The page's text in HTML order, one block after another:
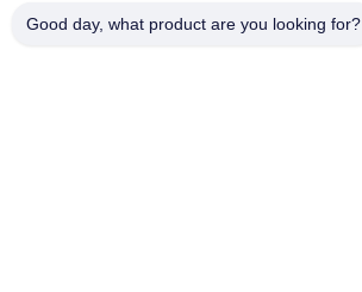
Good day, what product are you looking for?